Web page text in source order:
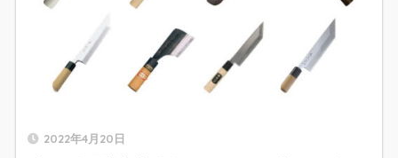
2022年4月20日